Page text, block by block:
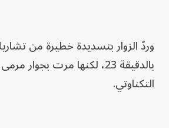
وردّ الزوار بتسديدة خطيرة من
بالدقيقة 23، لكنها مرت بجوار
التكناوتي.